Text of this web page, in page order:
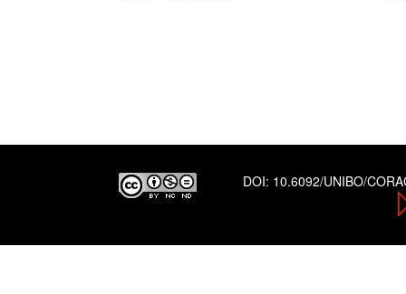
DOI: 10.6092/UNIBO/